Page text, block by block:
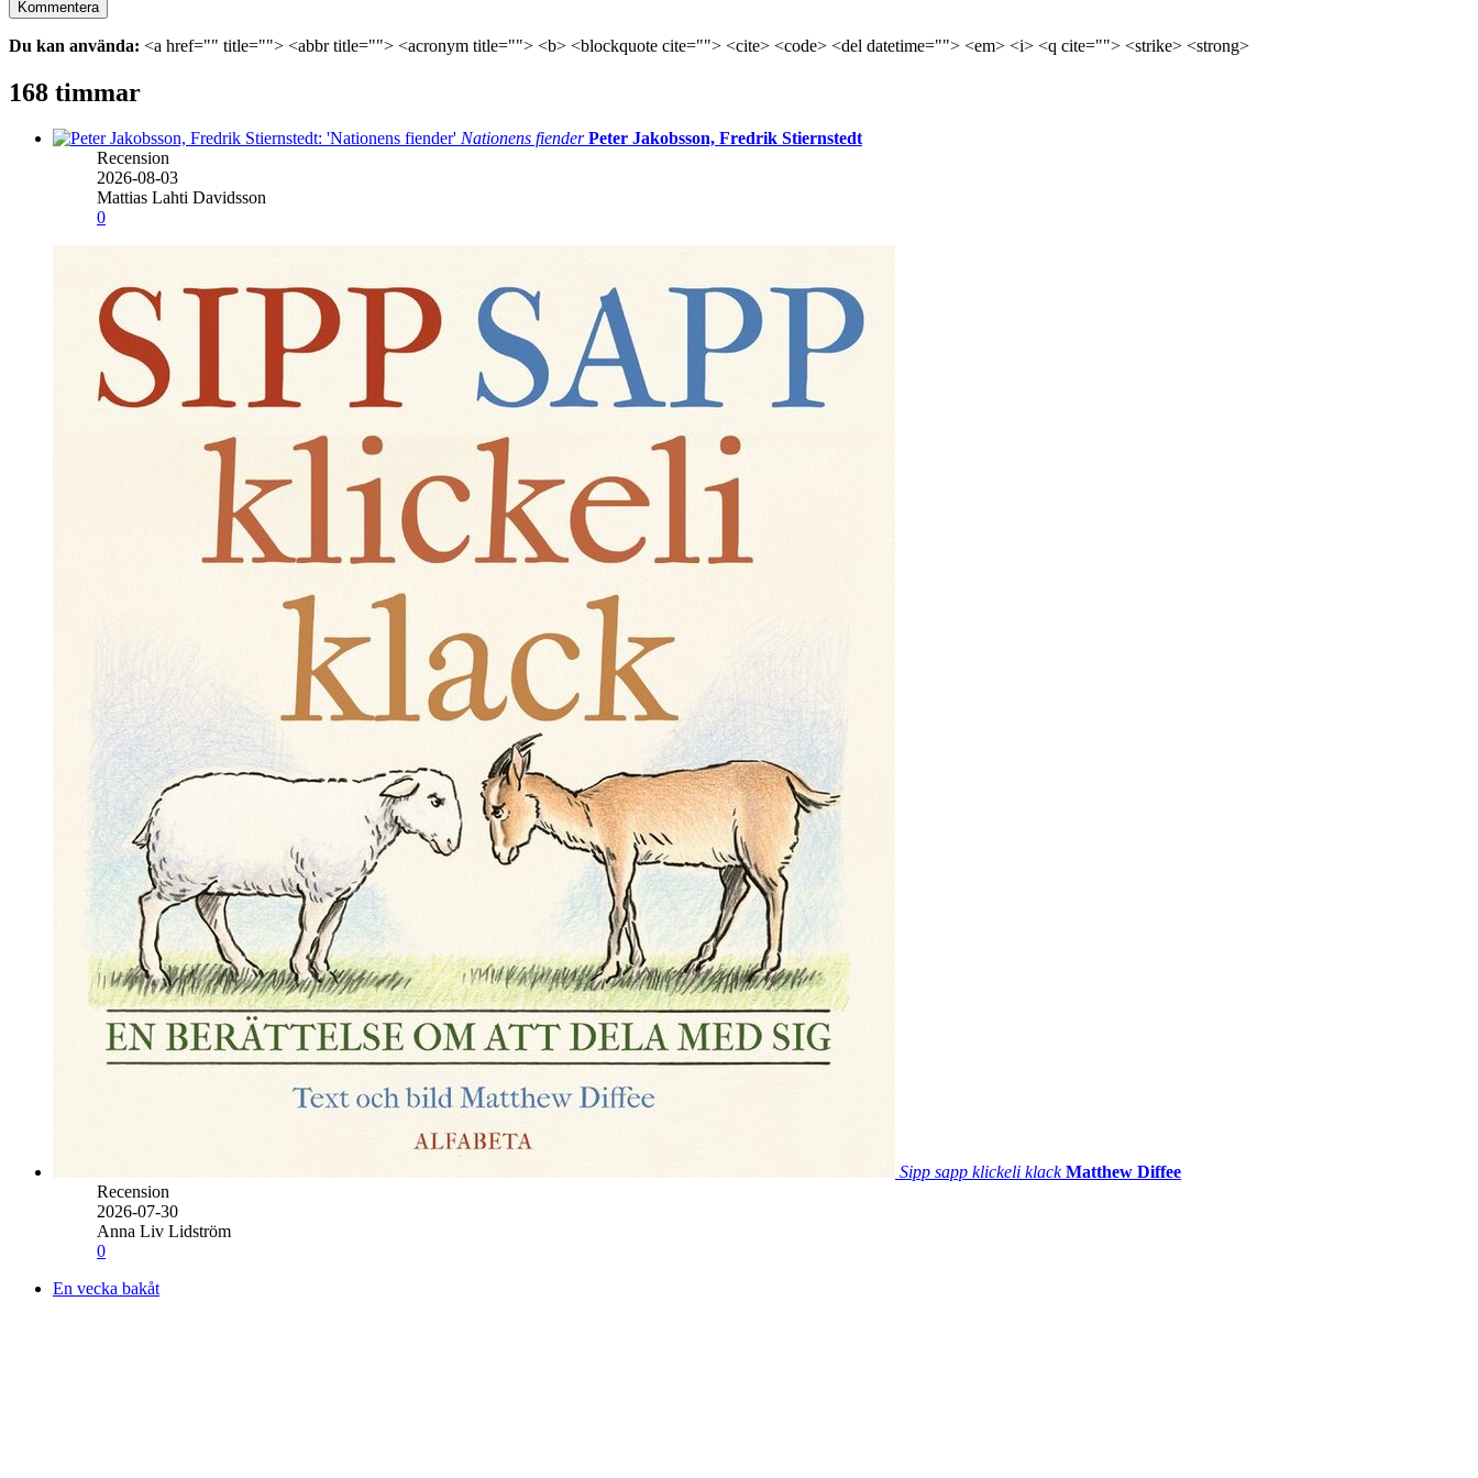
Du kan använda: <a href="" title=""> <abbr title=""> <acronym title=""> <b> <blockquote cite=""> <cite> <code> <del datetime=""> <em> <i> <q cite=""> <strike> <strong>
168 timmar
Nationens fiender Peter Jakobsson, Fredrik Stiernstedt
Recension
2026-08-03
Mattias Lahti Davidsson
0
Sipp sapp klickeli klack Matthew Diffee
Recension
2026-07-30
Anna Liv Lidström
0
En vecka bakåt